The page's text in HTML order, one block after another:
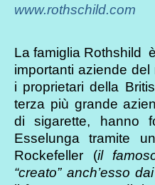
www.rothschild.com
La famiglia Rothshild
importanti aziende
i proprietari della
terza più grande
di sigarette, hanno
Esselunga tramite
Rockefeller (il
“creato” anch’esso